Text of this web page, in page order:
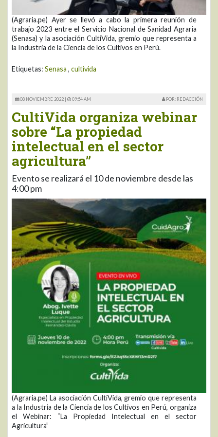
(Agraria.pe) Ayer se llevó a cabo la primera reunión de
trabajo 2023 entre el Servicio Nacional de Sanidad Agraria
(Senasa) y la asociación CultiVida, gremio que representa a
la Industria de la Ciencia de los Cultivos en Perú.
Etiquetas: Senasa , cultivida
08 NOVIEMBRE 2022 | 09:54 AM POR: REDACCIÓN
CultiVida organiza webinar
sobre “La propiedad
intelectual en el sector
agricultura”
Evento se realizará el 10 de noviembre desde las
4:00 pm
(Agraria.pe) La asociación CultiVida, gremio que representa
a la Industria de la Ciencia de los Cultivos en Perú, organiza
el Webinar: “La Propiedad Intelectual en el sector
Agricultura”